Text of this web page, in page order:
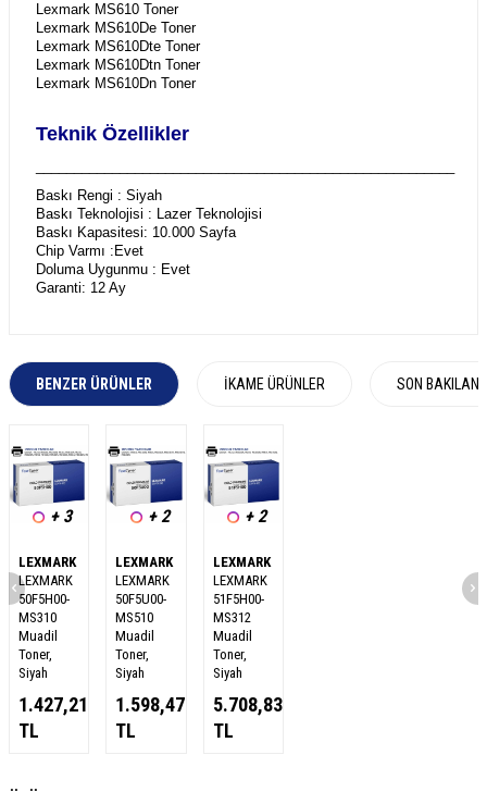
Lexmark MS610 Toner
Lexmark MS610De Toner
Lexmark MS610Dte Toner
Lexmark MS610Dtn Toner
Lexmark MS610Dn Toner
Teknik Özellikler
Baskı Rengi : Siyah
Baskı Teknolojisi : Lazer Teknolojisi
Baskı Kapasitesi: 10.000 Sayfa
Chip Varmı :Evet
Doluma Uygunmu : Evet
Garanti: 12 Ay
BENZER ÜRÜNLER İKAME ÜRÜNLER SON
+ 3
LEXMARK
LEXMARK
50F5H00-
MS310
Muadil
Toner,
Siyah
1.427,21
TL
+ 2
LEXMARK
LEXMARK
50F5U00-
MS510
Muadil
Toner,
Siyah
1.598,47
TL
+ 2
LEXMARK
LEXMARK
51F5H00-
MS312
Muadil
Toner,
Siyah
5.708,83
TL